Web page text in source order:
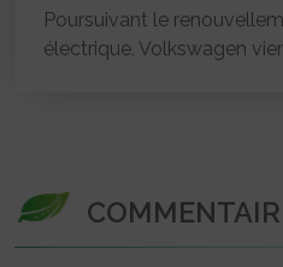
Poursuivant le
électrique, Volkswagen